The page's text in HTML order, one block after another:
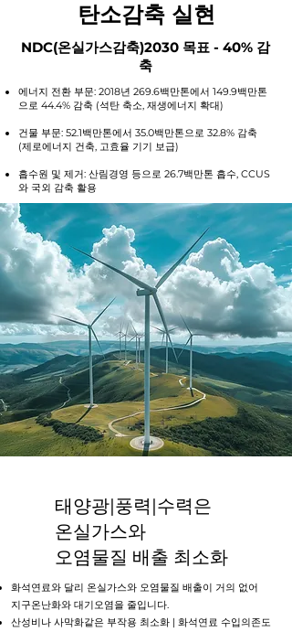
탄소감축 실현
NDC(온실가스감축)2030 목표 - 40% 감
축
에너지 전환 부문: 2018년 269.6백만톤에서 149.9백만톤
으로 44.4% 감축 (석탄 축소, 재생에너지 확대)
건물 부문: 52.1백만톤에서 35.0백만톤으로 32.8% 감축
(제로에너지 건축, 고효율 기기 보급)
흡수원 및 제거: 산림경영 등으로 26.7백만톤 흡수, CCUS
와 국외 감축 활용
태양광|풍력|수력은
온실가스와
오염물질 배출 최소화
화석연료와 달리 온실가스와 오염물질 배출이 거의 없어
지구온난화와 대기오염을 줄입니다. ​
산성비나 사막화같은 부작용 최소화 | 화석연료 수입의존도